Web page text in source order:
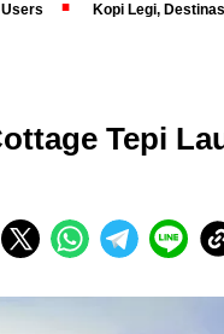
Kopi Legi,
Tepi